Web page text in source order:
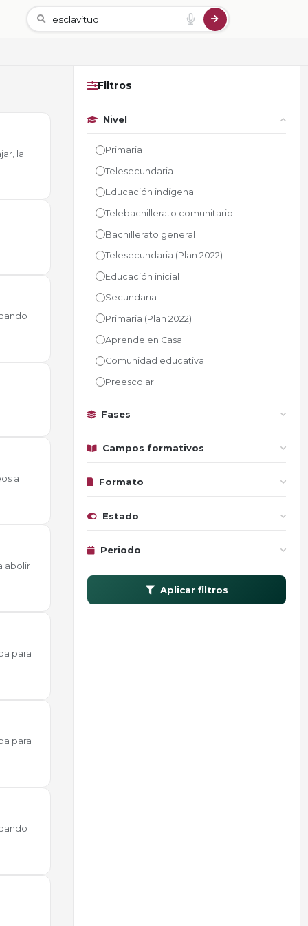
la
a
abolir
para
para
Filtros
Nivel
Primaria
Telesecundaria
Educación indígena
Telebachillerato comunitario
Bachillerato general
Telesecundaria (Plan 2022)
Educación inicial
Secundaria
Primaria (Plan 2022)
Aprende en Casa
Comunidad educativa
Preescolar
Fases
Campos formativos
Formato
Estado
Periodo
Aplicar filtros